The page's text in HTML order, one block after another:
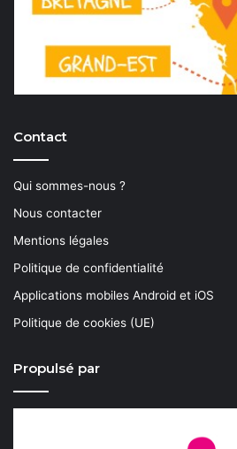
Contact
Qui sommes-nous ?
Nous contacter
Mentions légales
Politique de confidentialité
Applications mobiles Android et iOS
Politique de cookies (UE)
Propulsé par